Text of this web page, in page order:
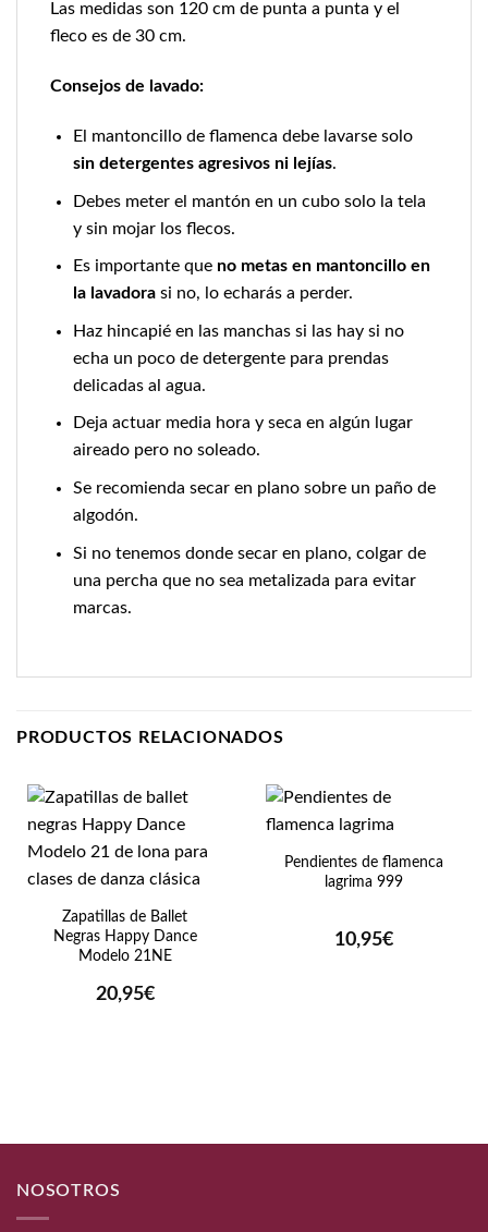
Las medidas son 120 cm de punta a punta y el
fleco es de 30 cm.
Consejos de lavado:
El mantoncillo de flamenca debe lavarse solo
sin detergentes agresivos ni lejías.
Debes meter el mantón en un cubo solo la tela
y sin mojar los flecos.
Es importante queno metas en mantoncillo en
la lavadorasi no, lo echarás a perder.
Haz hincapié en las manchas si las hay si no
echa un poco de detergente para prendas
delicadas al agua.
Deja actuar media hora y seca en algún lugar
aireado pero no soleado.
Se recomienda secar en plano sobre un paño de
algodón.
Si no tenemos donde secar en plano, colgar de
una percha que no sea metalizada para evitar
marcas.
PRODUCTOS RELACIONADOS
Zapatillas de Ballet
Negras Happy Dance
Modelo 21NE
20,95€
Pendientes de flamenca
lagrima 999
10,95€
NOSOTROS